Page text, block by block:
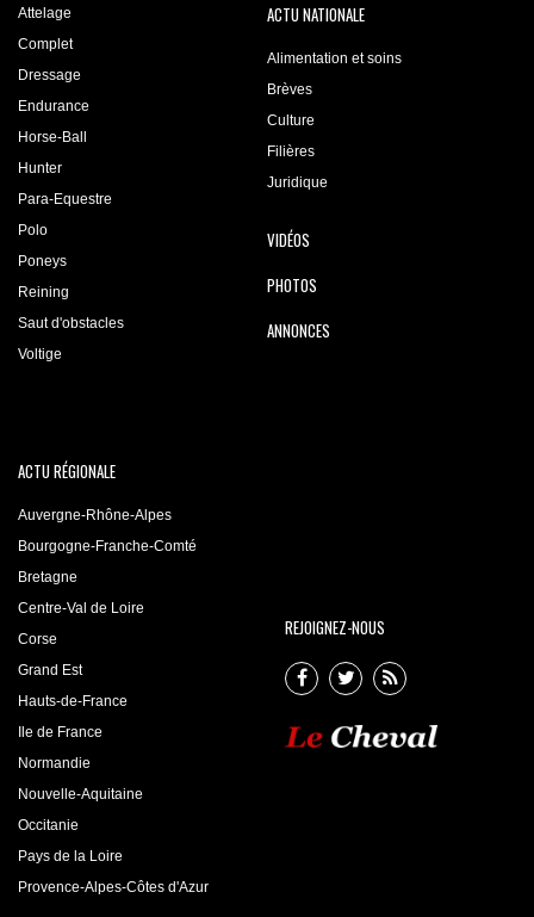
Attelage
Complet
Dressage
Endurance
Horse-Ball
Hunter
Para-Equestre
Polo
Poneys
Reining
Saut d'obstacles
Voltige
ACTU NATIONALE
Alimentation et soins
Brèves
Culture
Filières
Juridique
VIDÉOS
PHOTOS
ANNONCES
ACTU RÉGIONALE
Auvergne-Rhône-Alpes
Bourgogne-Franche-Comté
Bretagne
Centre-Val de Loire
Corse
Grand Est
Hauts-de-France
Ile de France
Normandie
Nouvelle-Aquitaine
Occitanie
Pays de la Loire
Provence-Alpes-Côtes d'Azur
REJOIGNEZ-NOUS